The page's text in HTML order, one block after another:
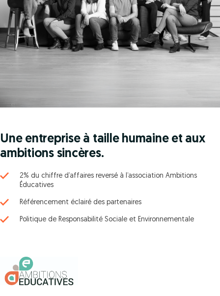
Une entreprise à taille humaine et aux
ambitions sincères.
2% du chiffre d’affaires reversé à l’association Ambitions
Éducatives
Référencement éclairé des partenaires
Politique de Responsabilité Sociale et Environnementale